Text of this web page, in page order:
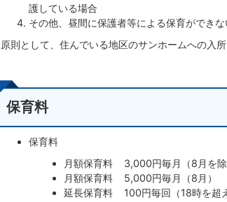
護している場合
その他、昼間に保護者等による保育ができ
原則として、住んでいる地区のサンホームへの入所
保育料
保育料
月額保育料 3,000円毎月（8月を除
月額保育料 5,000円毎月（8月）
延長保育料 100円毎回（18時を超